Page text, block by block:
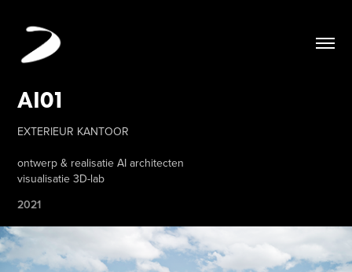
AI01
EXTERIEUR KANTOOR
ontwerp & realisatie AI architecten
visualisatie 3D-lab
2021